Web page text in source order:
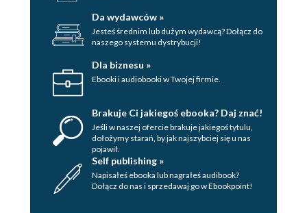
Da wydawców »
Jesteś średnim lub dużym wydawcą? Dołącz do
naszego systemu dystrybucji!
Dla biznesu »
Ebooki i audiobooki w Twojej firmie.
Brakuje Ci jakiegoś ebooka? Daj znać!
Jeśli w naszej ofercie brakuje jakiegoś tytulu,
dołożymy starań, by jak najszybciej się u nas
pojawił.
Self publishing »
Napisałeś ebooka lub nagrałeś audibook?
Dołącz do nas i sprzedawaj go w Ebookpoint!